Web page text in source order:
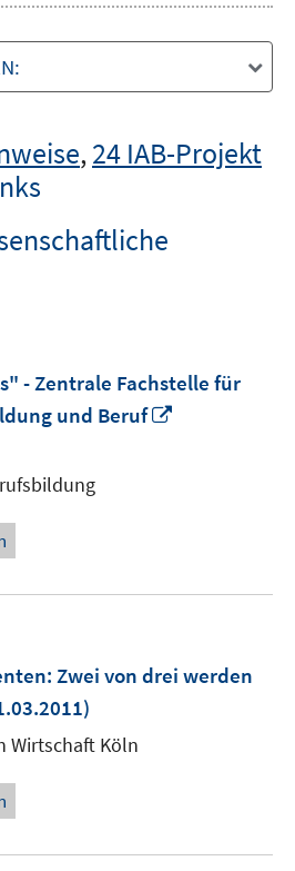
,24 IAB-Projekt
- Zentrale Fachstelle für
und Beruf
Zwei von drei werden
Wirtschaft Köln